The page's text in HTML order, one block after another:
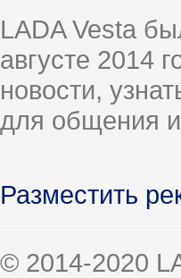
LADA Vesta
августе 2014
новости,
для общения
Разместить
© 2014-2020